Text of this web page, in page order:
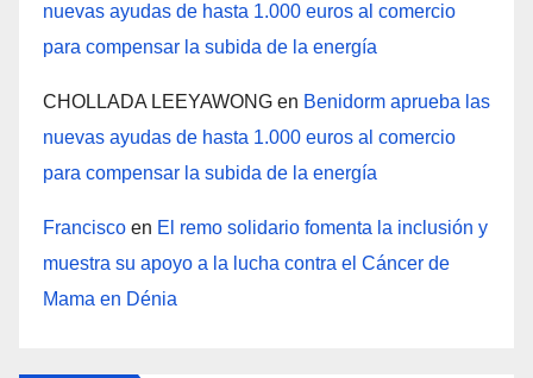
nuevas ayudas de hasta 1.000 euros al comercio
para compensar la subida de la energía
CHOLLADA LEEYAWONG en Benidorm aprueba las
nuevas ayudas de hasta 1.000 euros al comercio
para compensar la subida de la energía
Francisco en El remo solidario fomenta la inclusión y
muestra su apoyo a la lucha contra el Cáncer de
Mama en Dénia